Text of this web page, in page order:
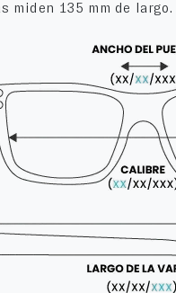
miden 135 mm de largo.